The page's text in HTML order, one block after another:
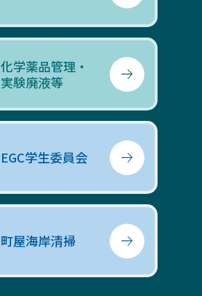
化学薬品管理・
実験廃液等
EGC学生委員会
町屋海岸清掃